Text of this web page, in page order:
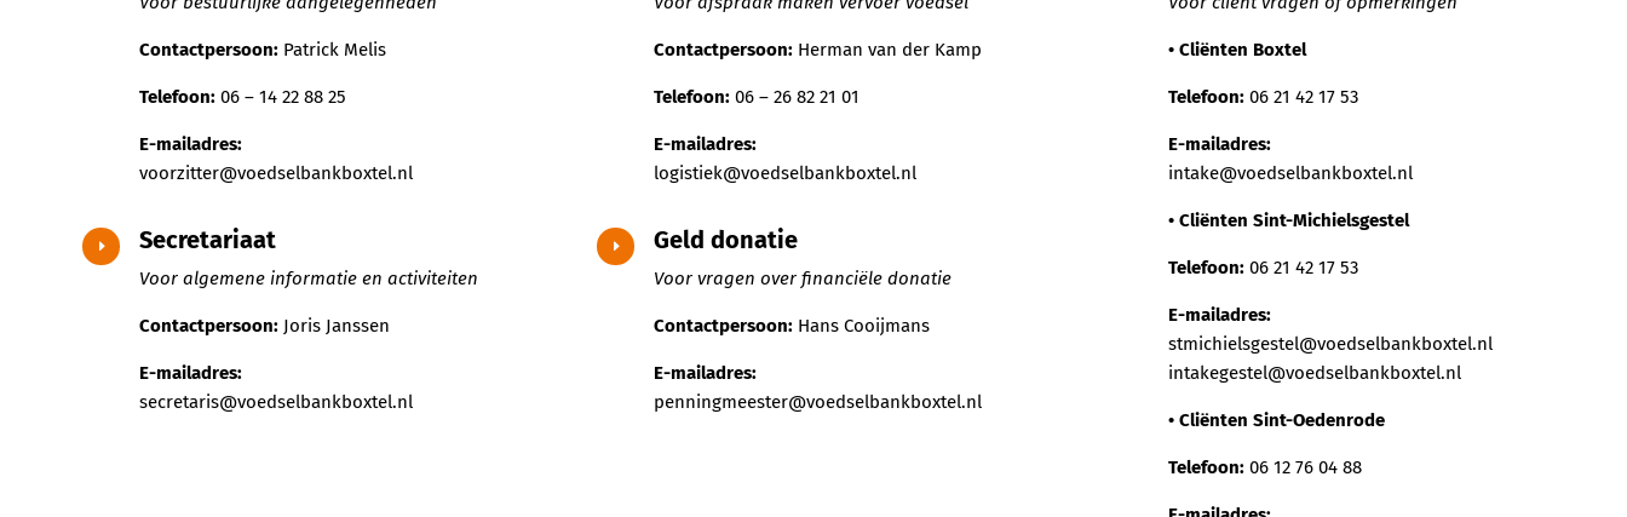
Contactpersoon:Patrick Melis
Telefoon: 06 – 14 22 88 25
E-mailadres:
voorzitter@voedselbankboxtel.nl
E Secretariaat
Voor algemene informatie en activiteiten
Contactpersoon:Joris Janssen
E-mailadres:
secretaris@voedselbankboxtel.nl
Contactpersoon:Herman van der Kamp
Telefoon: 06 – 26 82 21 01
E-mailadres:
logistiek@voedselbankboxtel.nl
E Geld donatie
Voor vragen over financiële donatie
Contactpersoon:Hans Cooijmans
E-mailadres:
penningmeester@voedselbankboxtel.nl
• Cliënten Boxtel
Telefoon: 06 21 42 17 53
E-mailadres:
intake@voedselbankboxtel.nl
• Cliënten Sint-Michielsgestel
Telefoon: 06 21 42 17 53
E-mailadres:
stmichielsgestel@voedselbankboxtel.nl
intakegestel@voedselbankboxtel.nl
• Cliënten Sint-Oedenrode
Telefoon: 06 12 76 04 88